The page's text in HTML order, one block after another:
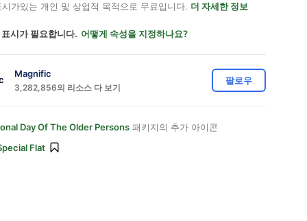
가있는 개인 및 상업적 목적으로 무료입니다. 더 자세한 정보
시가 필요합니다. 어떻게 속성을 지정하나요?
Magnific
3,282,856의 리소스 다 보기
팔로우
Day Of The Older Persons 패키지의 추가 아이콘
Flat